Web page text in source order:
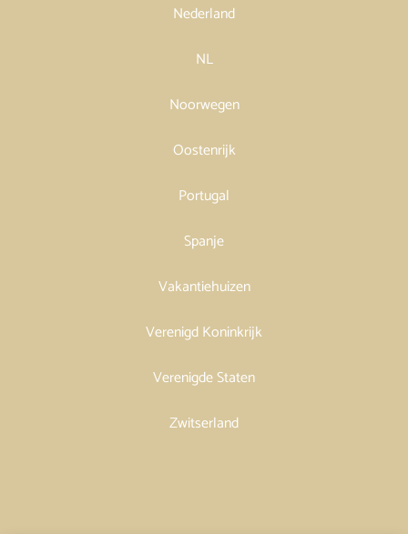
Nederland
NL
Noorwegen
Oostenrijk
Portugal
Spanje
Vakantiehuizen
Verenigd Koninkrijk
Verenigde Staten
Zwitserland